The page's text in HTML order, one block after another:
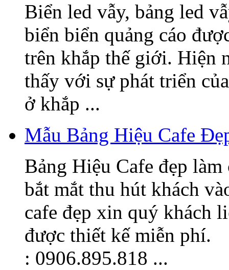
Biển led vẫy, bảng led
biển biển quảng cáo
trên khắp thế giới. Hiện
thấy với sự phát triển
ở khắp ...
Mẫu Bảng Hiệu Cafe
Bảng Hiệu Cafe đẹp
bắt mắt thu hút khách
cafe đẹp xin quý khách
được thiết kế miễn
: 0906.895.818 ...